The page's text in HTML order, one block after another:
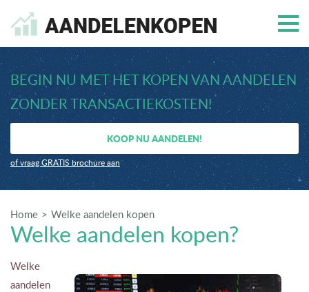
BEGIN NU MET HET KOPEN VAN AANDELEN
ZONDER TRANSACTIEKOSTEN!
KOOP NU AANDELEN!
of vraag GRATIS brochure aan
Home Welke aandelen kopen
Welke aandelen kopen?
Welke
aandelen